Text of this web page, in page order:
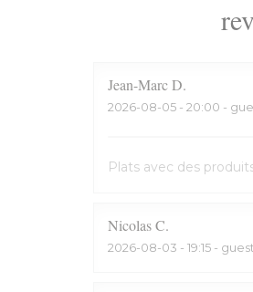
Jean-MarcD
2026-08-05 - 20:00 -
Plats avec des
NicolasC
2026-08-03 - 19:15 -